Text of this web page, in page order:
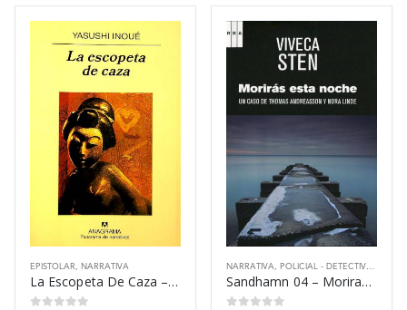
EPISTOLAR , NARRATIVA
La Escopeta De Caza – Inoue Yasushi
NARRATIVA, POLICIAL - DETECTIVES
Sandhamn 04 – Moriras Esta Noche – Sten Viveca